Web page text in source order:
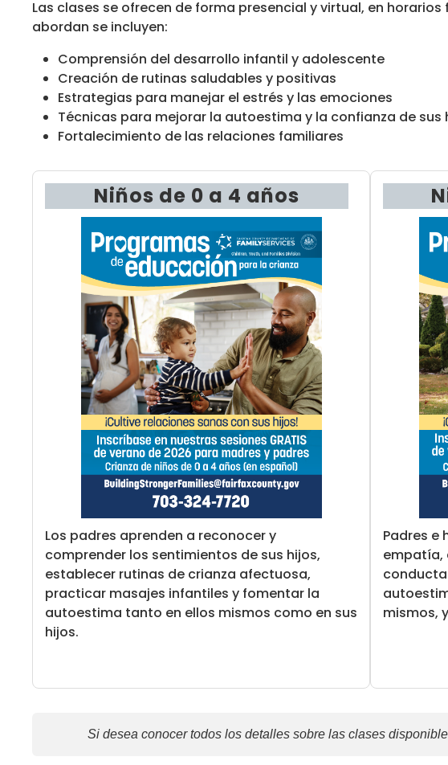
Las clases se ofrecen de forma presencial y virtual, en
abordan se incluyen:
Comprensión del desarrollo infantil y adolescente
Creación de rutinas saludables y positivas
Estrategias para manejar el estrés y las emociones
Técnicas para mejorar la autoestima y la confianza de sus
Fortalecimiento de las relaciones familiares
Niños de 0 a 4 años
Los padres aprenden a reconocer y
comprender los sentimientos de sus hijos,
establecer rutinas de crianza afectuosa,
practicar masajes infantiles y fomentar la
autoestima tanto en ellos mismos como en sus
hijos.
Padres e
empatía,
mismos,
Si desea conocer todos los detalles sobre las clases